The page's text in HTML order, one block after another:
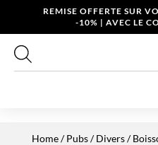
REMISE OFFERTE SUR
-10% | AVEC LE
Home/Pubs / Divers/